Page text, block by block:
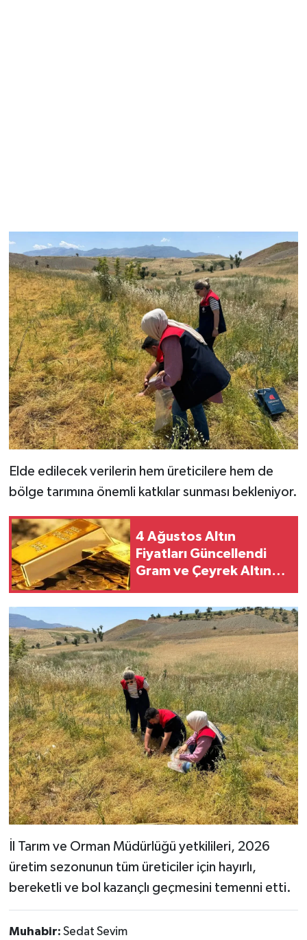
Elde edilecek verilerin hem üreticilere hem de
bölge tarımına önemli katkılar sunması bekleniyor.
4 Ağustos Altın
Fiyatları Güncellendi
Gram ve Çeyrek Altın
İl Tarım ve Orman Müdürlüğü yetkilileri, 2026
üretim sezonunun tüm üreticiler için hayırlı,
bereketli ve bol kazançlı geçmesini temenni etti.
Muhabir: Sedat Sevim